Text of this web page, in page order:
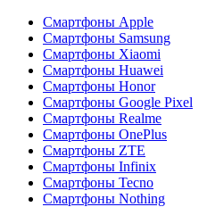
Смартфоны Apple
Смартфоны Samsung
Смартфоны Xiaomi
Смартфоны Huawei
Смартфоны Honor
Смартфоны Google Pixel
Смартфоны Realme
Смартфоны OnePlus
Смартфоны ZTE
Смартфоны Infinix
Смартфоны Tecno
Смартфоны Nothing